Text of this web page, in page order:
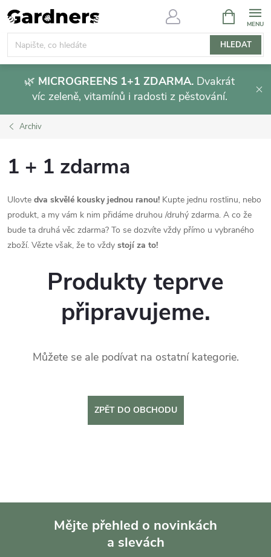
Přejít
na
obsah
HLEDAT
NÁKUPNÍ
KOŠÍK
🌿 MICROGREENS 1+1 ZDARMA. Dvakrát
víc zeleně, vitamínů i radosti z pěstování.
Archiv
1 + 1 zdarma
Ulovte dva skvělé kousky jednou ranou! Kupte jednu rostlinu, nebo
produkt, a my vám k nim přidáme druhou /druhý zdarma. A co že
bude ta druhá věc zdarma? To se dozvíte vždy přímo u vybraného
zboží. Vězte však, že to vždy stojí za to!
Produkty teprve
připravujeme.
Můžete se ale podívat na ostatní kategorie.
ZPĚT DO OBCHODU
Mějte přehled o novinkách
a slevách